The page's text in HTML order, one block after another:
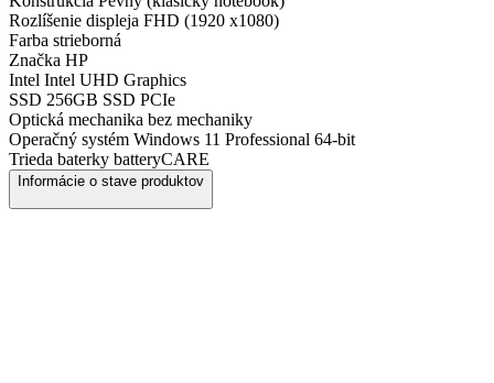
Rozlíšenie displeja FHD (1920 x1080)
Farba strieborná
Značka HP
Intel Intel UHD Graphics
SSD 256GB SSD PCIe
Optická mechanika bez mechaniky
Operačný systém Windows 11 Professional 64-bit
Trieda baterky batteryCARE
Informácie o stave produktov